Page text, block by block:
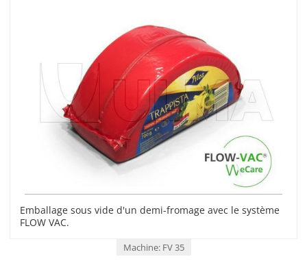
Emballage sous vide d'un demi-fromage avec le système
FLOW VAC.
Machine: FV 35